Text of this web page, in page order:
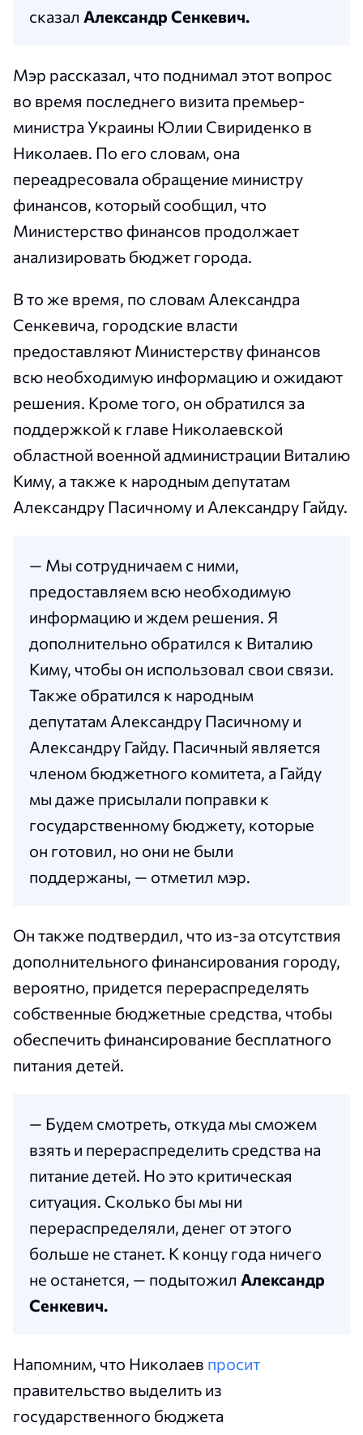
сказал Александр Сенкевич.
Мэр рассказал, что поднимал этот вопрос
во время последнего визита премьер-
министра Украины Юлии Свириденко в
Николаев. По его словам, она
переадресовала обращение министру
финансов, который сообщил, что
Министерство финансов продолжает
анализировать бюджет города.
В то же время, по словам Александра
Сенкевича, городские власти
предоставляют Министерству финансов
всю необходимую информацию и ожидают
решения. Кроме того, он обратился за
поддержкой к главе Николаевской
областной военной администрации Виталию
Киму, а также к народным депутатам
Александру Пасичному и Александру Гайду.
— Мы сотрудничаем с ними,
предоставляем всю необходимую
информацию и ждем решения. Я
дополнительно обратился к Виталию
Киму, чтобы он использовал свои связи.
Также обратился к народным
депутатам Александру Пасичному и
Александру Гайду. Пасичный является
членом бюджетного комитета, а Гайду
мы даже присылали поправки к
государственному бюджету, которые
он готовил, но они не были
поддержаны, — отметил мэр.
Он также подтвердил, что из-за отсутствия
дополнительного финансирования городу,
вероятно, придется перераспределять
собственные бюджетные средства, чтобы
обеспечить финансирование бесплатного
питания детей.
— Будем смотреть, откуда мы сможем
взять и перераспределить средства на
питание детей. Но это критическая
ситуация. Сколько бы мы ни
перераспределяли, денег от этого
больше не станет. К концу года ничего
не останется, — подытожил Александр
Сенкевич.
Напомним, что Николаев просит
правительство выделить из
государственного бюджета